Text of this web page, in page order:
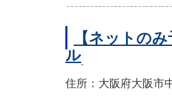
【ネットの
ル
住所：大阪府大阪市